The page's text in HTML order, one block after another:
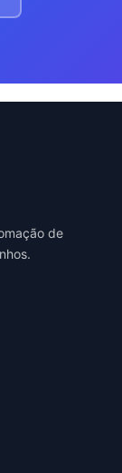
de